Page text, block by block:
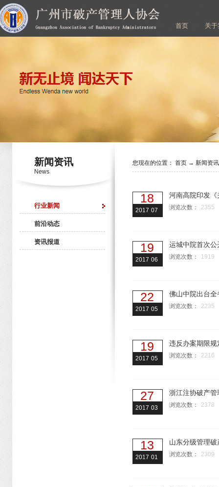
首页 关
新闻资讯
News
行业新闻
前沿动态
资讯报道
您现在的位置： 首页 → 新闻资讯
河南高院印发
2017 07
18
浏览次数： 2355
运城中院首次
2017 06
19
浏览次数： 1919
佛山中院出台
2017 05
22
浏览次数： 2235
违反办案期限
2017 05
19
浏览次数： 2216
浙江注协破产
2017 03
27
浏览次数： 2378
山东分级管理
2017 01
13
浏览次数： 2309